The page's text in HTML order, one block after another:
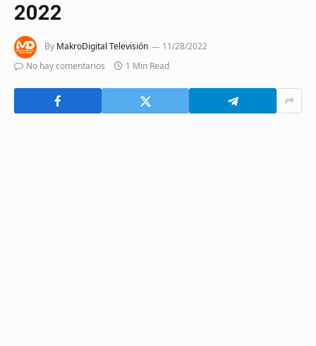
2022
By MakroDigital Televisión
11/28/2022
No hay comentarios
1 Min Read